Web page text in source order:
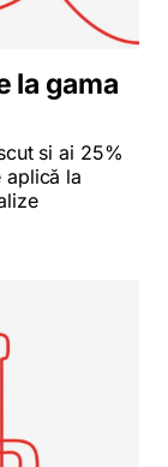
la gama
si ai 25%
aplică la